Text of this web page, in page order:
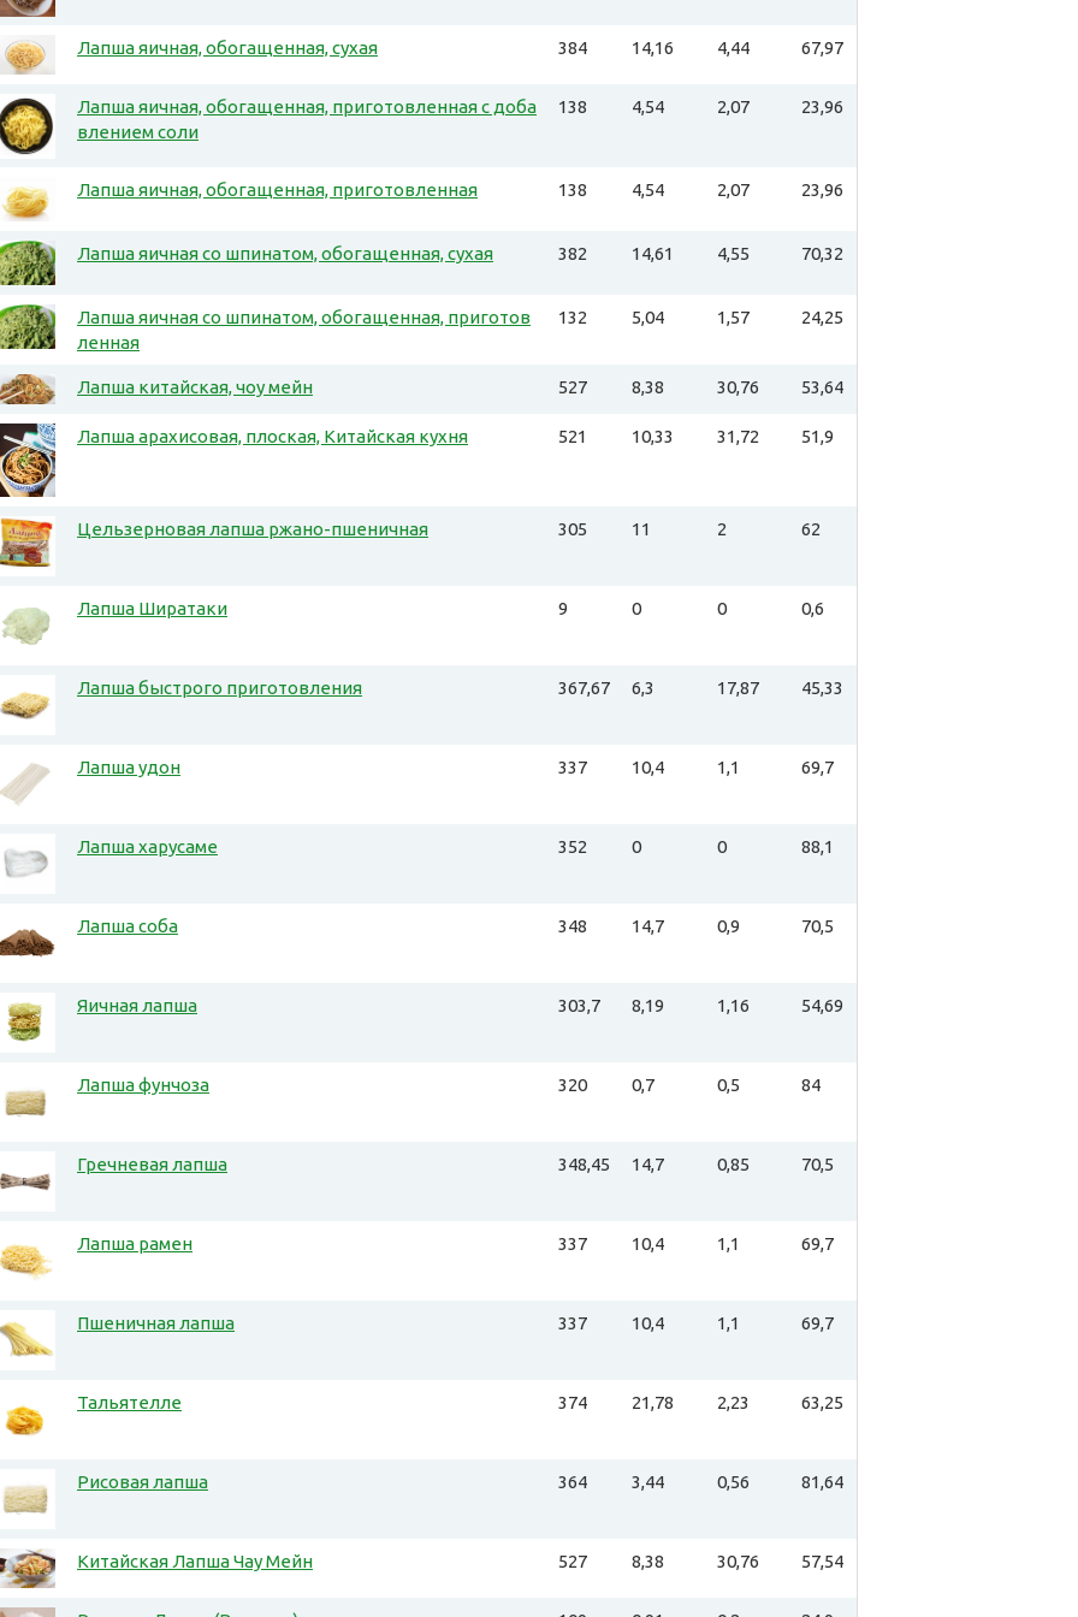
Лапша яичная, обогащенная, сухая 384 14,16 4,44 67,97
Лапша яичная, обогащенная, приготовленная с доба
влением соли
138 4,54 2,07 23,96
Лапша яичная, обогащенная, приготовленная 138 4,54 2,07 23,96
Лапша яичная со шпинатом, обогащенная, сухая 382 14,61 4,55 70,32
Лапша яичная со шпинатом, обогащенная, приготов
ленная
132 5,04 1,57 24,25
Лапша китайская, чоу мейн 527 8,38 30,76 53,64
Лапша арахисовая, плоская, Китайская кухня 521 10,33 31,72 51,9
Цельзерновая лапша ржано-пшеничная 305 11 2 62
Лапша Ширатаки 9 0 0 0,6
Лапша быстрого приготовления 367,67 6,3 17,87 45,33
Лапша удон 337 10,4 1,1 69,7
Лапша харусаме 352 0 0 88,1
Лапша соба 348 14,7 0,9 70,5
Яичная лапша 303,7 8,19 1,16 54,69
Лапша фунчоза 320 0,7 0,5 84
Гречневая лапша 348,45 14,7 0,85 70,5
Лапша рамен 337 10,4 1,1 69,7
Пшеничная лапша 337 10,4 1,1 69,7
Тальятелле 374 21,78 2,23 63,25
Рисовая лапша 364 3,44 0,56 81,64
Китайская Лапша Чау Мейн 527 8,38 30,76 57,54